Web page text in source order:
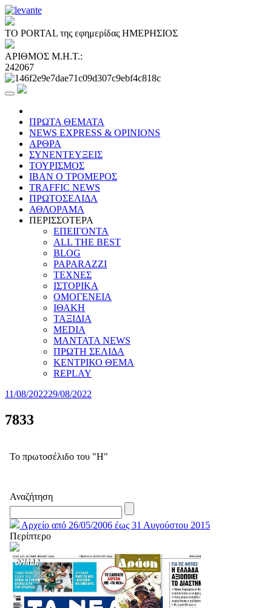
ΤΟ PORTAL της εφημερίδας ΗΜΕΡΗΣΙΟΣ
ΑΡΙΘΜΟΣ Μ.Η.Τ.:
242067
ΠΡΩΤΑ ΘΕΜΑΤΑ
NEWS EXPRESS & OPINIONS
ΑΡΘΡΑ
ΣΥΝΕΝΤΕΥΞΕΙΣ
ΤΟΥΡΙΣΜΟΣ
ΙΒΑΝ Ο ΤΡΟΜΕΡΟΣ
TRAFFIC NEWS
ΠΡΩΤΟΣΕΛΙΔΑ
ΑΘΛΟΡΑΜΑ
ΠΕΡΙΣΣΟΤΕΡΑ
ΕΠΕΙΓΟΝΤΑ
ALL THE BEST
BLOG
PAPARAZZI
ΤΕΧΝΕΣ
ΙΣΤΟΡΙΚΑ
ΟΜΟΓΕΝΕΙΑ
ΙΘΑΚΗ
ΤΑΞΙΔΙΑ
MEDIA
MANTATA NEWS
ΠΡΩΤΗ ΣΕΛΙΔΑ
ΚΕΝΤΡΙΚΟ ΘΕΜΑ
REPLAY
11/08/202229/08/2022
7833
Το πρωτοσέλιδο του "Η"
Αναζήτηση
Αρχείο από 26/05/2006 έως 31 Αυγούστου 2015
Περίπτερο